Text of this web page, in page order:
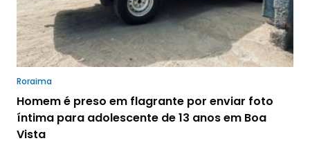
Roraima
Homem é preso em flagrante por enviar foto
íntima para adolescente de 13 anos em Boa
Vista